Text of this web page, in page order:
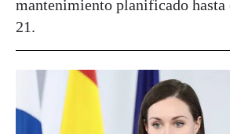
mantenimiento planificado
21.